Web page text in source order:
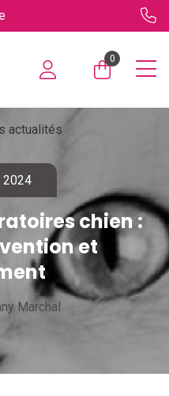
0
actualités
2024
chien :
et
Marchal